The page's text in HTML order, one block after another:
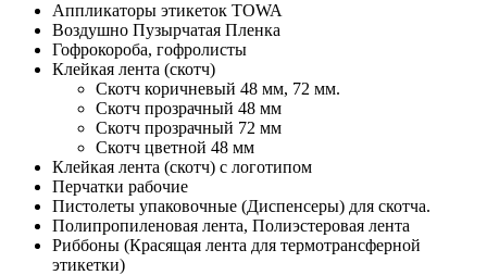
Аппликаторы этикеток TOWA
Воздушно Пузырчатая Пленка
Гофрокороба, гофролисты
Клейкая лента (скотч)
Скотч коричневый 48 мм, 72 мм.
Скотч прозрачный 48 мм
Скотч прозрачный 72 мм
Скотч цветной 48 мм
Клейкая лента (скотч) с логотипом
Перчатки рабочие
Пистолеты упаковочные (Диспенсеры) для скотча.
Полипропиленовая лента, Полиэстеровая лента
Риббоны (Красящая лента для термотрансферной
этикетки)